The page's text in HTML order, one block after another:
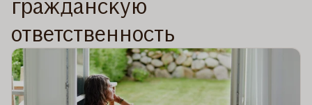
гражданскую
ответственность